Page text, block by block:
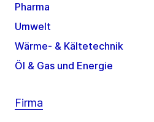
Pharma
Umwelt
Wärme- & Kältetechnik
Öl & Gas und Energie
Firma